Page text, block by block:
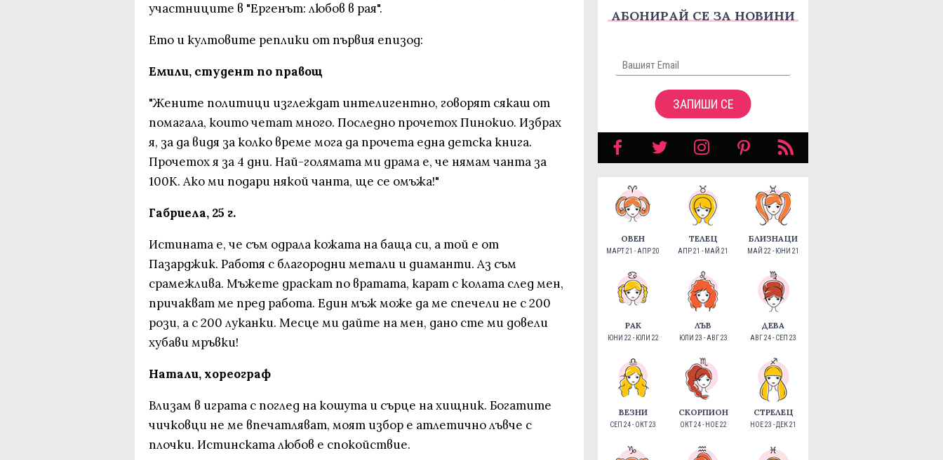
участниците в "Ергенът: любов в рая".
Ето и култовите реплики от първия епизод:
Емили, студент по правощ
"Жените политици изглеждат интелигентно, говорят сякаш от
помагала, които четат много. Последно прочетох Пинокио. Избрах
я, за да видя за колко време мога да прочета една детска книга.
Прочетох я за 4 дни. Най-голямата ми драма е, че нямам чанта за
100К. Ако ми подари някой чанта, ще се омъжа!"
Габриела, 25 г.
Истината е, че съм одрала кожата на баща си, а той е от
Пазарджик. Работя с благородни метали и диаманти. Аз съм
срамежлива. Мъжете драскат по вратата, карат с колата след мен,
причакват ме пред работа. Един мъж може да ме спечели не с 200
рози, а с 200 луканки. Месце ми дайте на мен, дано сте ми довели
хубави мръвки!
Натали, хореограф
Влизам в играта с поглед на кошута и сърце на хищник. Богатите
чичковци не ме впечатляват, моят избор е атлетично лъвче с
плочки. Истинската любов е спокойствие.
АБОНИРАЙ СЕ ЗА НОВИНИ
ЗАПИШИ СЕ
ОВЕН
МАРТ 21 - АПР 20
ТЕЛЕЦ
АПР 21 - МАЙ 21
БЛИЗНАЦИ
МАЙ 22 - ЮНИ 21
РАК
ЮНИ 22 - ЮЛИ 22
ЛЪВ
ЮЛИ 23 - АВГ 23
ДЕВА
АВГ 24 - СЕП 23
ВЕЗНИ
СЕП 24 - ОКТ 23
СКОРПИОН
ОКТ 24 - НОЕ 22
СТРЕЛЕЦ
НОЕ 23 - ДЕК 21